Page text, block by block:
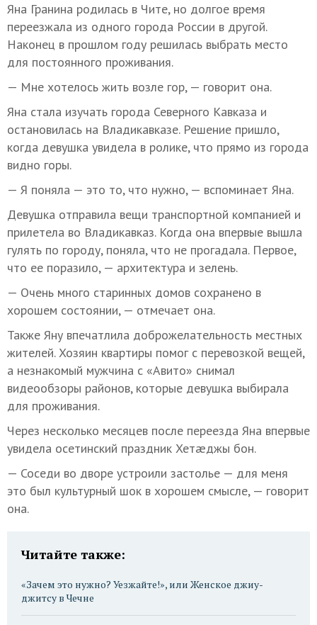
Яна Гранина родилась в Чите, но долгое время
переезжала из одного города России в другой.
Наконец в прошлом году решилась выбрать место
для постоянного проживания.
— Мне хотелось жить возле гор, — говорит она.
Яна стала изучать города Северного Кавказа и
остановилась на Владикавказе. Решение пришло,
когда девушка увидела в ролике, что прямо из города
видно горы.
— Я поняла — это то, что нужно, — вспоминает Яна.
Девушка отправила вещи транспортной компанией и
прилетела во Владикавказ. Когда она впервые вышла
гулять по городу, поняла, что не прогадала. Первое,
что ее поразило, — архитектура и зелень.
— Очень много старинных домов сохранено в
хорошем состоянии, — отмечает она.
Также Яну впечатлила доброжелательность местных
жителей. Хозяин квартиры помог с перевозкой вещей,
а незнакомый мужчина с «Авито» снимал
видеообзоры районов, которые девушка выбирала
для проживания.
Через несколько месяцев после переезда Яна впервые
увидела осетинский праздник Хетæджы бон.
— Соседи во дворе устроили застолье — для меня
это был культурный шок в хорошем смысле, — говорит
она.
Читайте также:
«Зачем это нужно? Уезжайте!», или Женское джиу-
джитсу в Чечне